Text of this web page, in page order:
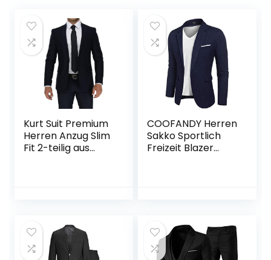
Kurt Suit Premium
Herren Anzug Slim
Fit 2-teilig aus
COOFANDY Herren
Sakko Sportlich
Freizeit Blazer